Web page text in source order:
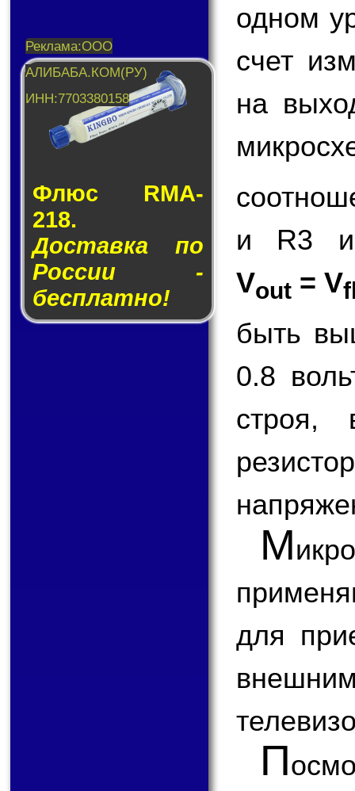
Флюс RMA-
218.
Доставка по
России -
бесплатно!
одном
счет
на
и R3 и
Vout = V
быть
0.8
строя,
М
для
П